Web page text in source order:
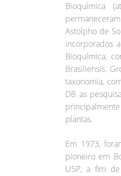
Bioquímica
Astolpho de
incorporados
Bioquímica,
Brasiliensis.
taxonomia,
DB as
plantas.
Em 1973,
pioneiro em
USP, a fim